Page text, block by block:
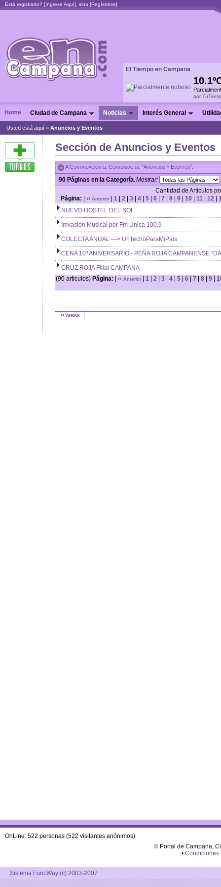
Está registrado? [Ingrese Aquí], sino [Regístrese]
El Tiempo en Campana
por
Home Ciudad de Campana Noticias Interés General
Usted está aquí » Anuncios y Eventos
Sección de Anuncios y Eventos
A Continuación el Contenido de "Anuncios y Eventos":
90 Páginas en la Categoría Mostrar:
Cantidad de Artículos
Página: | ‹‹ Anterior | 1 | 2 | 3 | 4 | 5 | 6 | 7 | 8 | 9 | 10 | 11 | 12 |
NUEVO HOSTEL DEL SOL
Imvasion Musical por Fm Unica 100.9
COLECTA ANUAL ---> UnTechoParaMiPais
CENA 10º ANIVERSARIO - PEÑA ROJA CAMPANENSE
CRUZ ROJA Filial CAMPANA
(90 artículos) Página: | ‹‹ Anterior | 1 | 2 | 3 | 4 | 5 | 6 | 7 | 8 | 9 |
« atras
OnLine: 522 personas (522 visitantes anónimos)
© Portal de Campana,
• Condiciones
Sistema FuncWay (c) 2003-2007